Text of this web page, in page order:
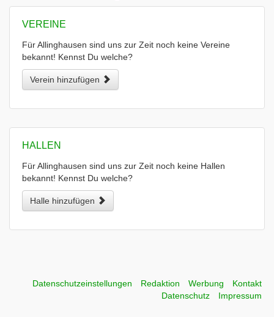
VEREINE
Für Allinghausen sind uns zur Zeit noch keine Vereine
bekannt! Kennst Du welche?
Verein hinzufügen
HALLEN
Für Allinghausen sind uns zur Zeit noch keine Hallen
bekannt! Kennst Du welche?
Halle hinzufügen
Datenschutzeinstellungen Redaktion Werbung
Kontakt
Datenschutz
Impressum